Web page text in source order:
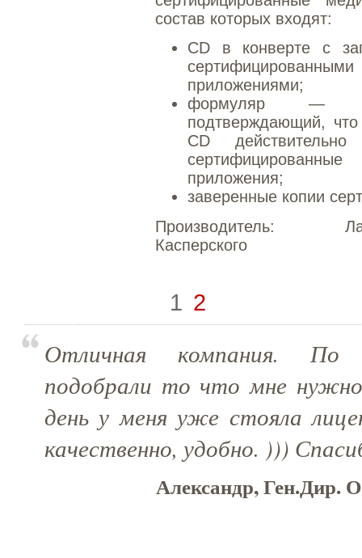
состав которых входят:
CD в конверте с
сертифицированными
приложениями;
формуляр —
подтверждающий,
CD действительно
сертифицированные
приложения;
заверенные копии
Производитель:
Касперского
1 2
Отличная компания. По
подобрали то что мне
день у меня уже стояла
качественно, удобно. )))
Александр,